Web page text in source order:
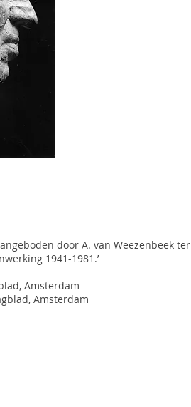
door A. van Weezenbeek ter
1941-1981.’
Amsterdam
Amsterdam